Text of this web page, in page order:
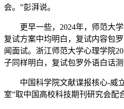
会。”彭湃说。
更早一些，2024年，师范大学
复试方案中均明白，复试内容包
闻面试。浙江师范大学心理学院
子同样明白，复试包罗外语白话测
中国科学院文献谍报核心-威立
室”取中国高校科技期刊研究会配